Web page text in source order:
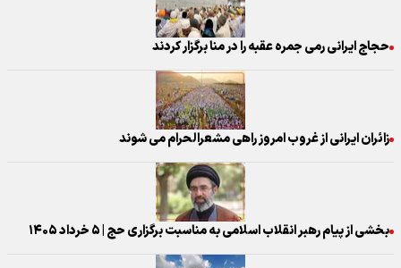
حجاج ایرانی رمی جمره عقبه را در منا برگزار کردند
زائران ایرانی از غروب امروز راهی مشعرالحرام می شوند
بخشی از پیام رهبر انقلاب اسلامی به مناسبت برگزاری حج | ۵ خرداد ۱۴۰۵